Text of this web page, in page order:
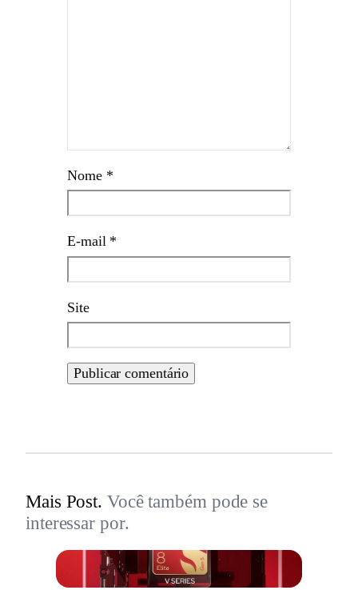
Nome *
E-mail *
Site
Mais Post. Você também pode se
interessar por.